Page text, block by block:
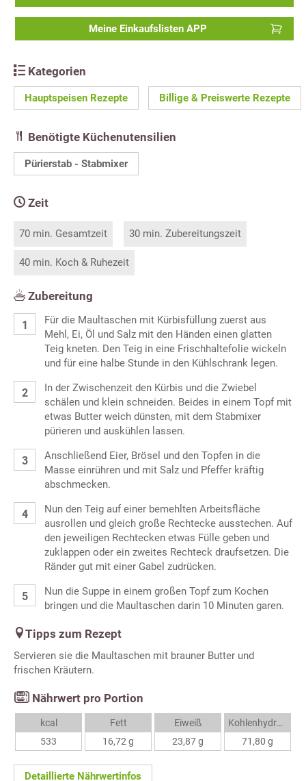
Meine Einkaufslisten APP
Kategorien
Hauptspeisen Rezepte Billige & Preiswerte Rezepte
Benötigte Küchenutensilien
Pürierstab - Stabmixer
Zeit
70 min. Gesamtzeit 30 min. Zubereitungszeit
40 min. Koch & Ruhezeit
Zubereitung
Für die Maultaschen mit Kürbisfüllung zuerst aus
Mehl, Ei, Öl und Salz mit den Händen einen glatten
Teig kneten. Den Teig in eine Frischhaltefolie wickeln
und für eine halbe Stunde in den Kühlschrank legen.
In der Zwischenzeit den Kürbis und die Zwiebel
schälen und klein schneiden. Beides in einem Topf mit
etwas Butter weich dünsten, mit dem Stabmixer
pürieren und auskühlen lassen.
Anschließend Eier, Brösel und den Topfen in die
Masse einrühren und mit Salz und Pfeffer kräftig
abschmecken.
Nun den Teig auf einer bemehlten Arbeitsfläche
ausrollen und gleich große Rechtecke ausstechen. Auf
den jeweiligen Rechtecken etwas Fülle geben und
zuklappen oder ein zweites Rechteck draufsetzen. Die
Ränder gut mit einer Gabel zudrücken.
Nun die Suppe in einem großen Topf zum Kochen
bringen und die Maultaschen darin 10 Minuten garen.
Tipps zum Rezept
Servieren sie die Maultaschen mit brauner Butter und
frischen Kräutern.
Nährwert pro Portion
kcal
533
Fett
16,72 g
Eiweiß
23,87 g
Kohlenhydrate
71,80 g
Detaillierte Nährwertinfos